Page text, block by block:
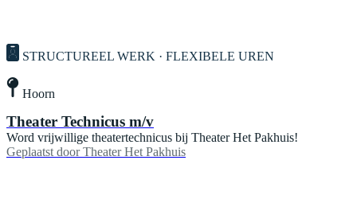
STRUCTUREEL WERK · FLEXIBELE UREN
Hoorn
Theater Technicus m/v
Word vrijwillige theatertechnicus bij Theater Het Pakhuis!
Geplaatst door Theater Het Pakhuis